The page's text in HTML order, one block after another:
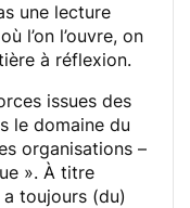
une lecture
l’on l’ouvre, on
à réflexion.
issues des
le domaine du
organisations –
». À titre
a toujours (du)